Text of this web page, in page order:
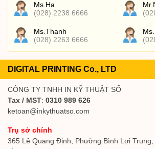
Ms.Hạ
(028) 2238 6666
Ms.Thanh
(028) 2263 6666
DIGITAL PRINTING Co., LTD
CÔNG TY TNHH IN KỸ THUẬT SỐ
Tax / MST: 0310 989 626
ketoan@inkythuatso.com
Trụ sở chính
365 Lê Quang Định, Phường Bình Lợi Trung,